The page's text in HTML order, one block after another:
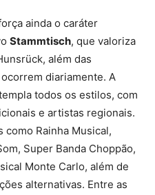
ainda o caráter
Stammtisch, que valoriza
além das
diariamente. A
todos os estilos, com
e artistas regionais.
como Rainha Musical,
Super Banda Choppão,
Monte Carlo, além de
alternativas. Entre as